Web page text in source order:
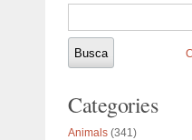
Categories
Animals (341)